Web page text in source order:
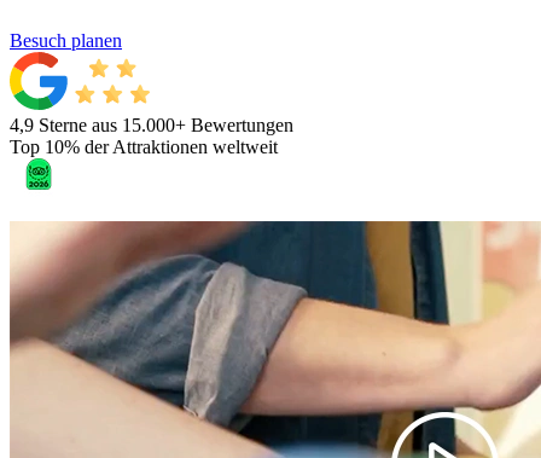
Besuch planen
4,9 Sterne aus 15.000+ Bewertungen
Top 10% der Attraktionen weltweit